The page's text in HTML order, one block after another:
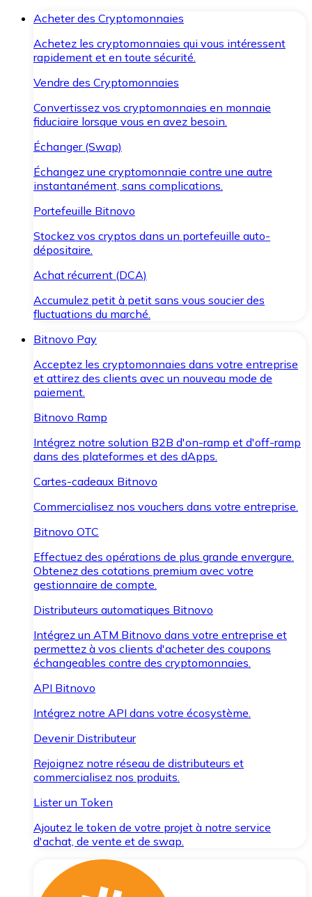
Acheter des Cryptomonnaies
Achetez les cryptomonnaies qui vous intéressent
rapidement et en toute sécurité.
Vendre des Cryptomonnaies
Convertissez vos cryptomonnaies en monnaie
fiduciaire lorsque vous en avez besoin.
Échanger (Swap)
Échangez une cryptomonnaie contre une autre
instantanément, sans complications.
Portefeuille Bitnovo
Stockez vos cryptos dans un portefeuille auto-
dépositaire.
Achat récurrent (DCA)
Accumulez petit à petit sans vous soucier des
fluctuations du marché.
Bitnovo Pay
Acceptez les cryptomonnaies dans votre entreprise
et attirez des clients avec un nouveau mode de
paiement.
Bitnovo Ramp
Intégrez notre solution B2B d'on-ramp et d'off-ramp
dans des plateformes et des dApps.
Cartes-cadeaux Bitnovo
Commercialisez nos vouchers dans votre entreprise.
Bitnovo OTC
Effectuez des opérations de plus grande envergure.
Obtenez des cotations premium avec votre
gestionnaire de compte.
Distributeurs automatiques Bitnovo
Intégrez un ATM Bitnovo dans votre entreprise et
permettez à vos clients d'acheter des coupons
échangeables contre des cryptomonnaies.
API Bitnovo
Intégrez notre API dans votre écosystème.
Devenir Distributeur
Rejoignez notre réseau de distributeurs et
commercialisez nos produits.
Lister un Token
Ajoutez le token de votre projet à notre service
d'achat, de vente et de swap.